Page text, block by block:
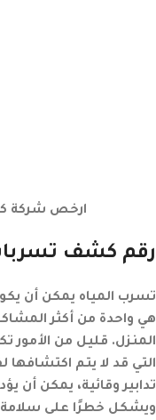
ارخص شركة
رقم كشف
تسرب المياه يمكن أن
هي واحدة من أكثر
المنزل. قليل من الأمور
التي قد لا يتم
تدابير وقائية، يمكن أن
ويشكل خطرًا على سلامة